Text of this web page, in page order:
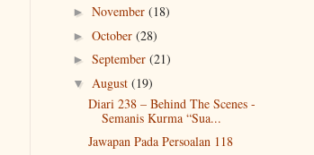
► November (18)
► October (28)
► September (21)
▼ August (19)
Diari 238 – Behind The Scenes -
Semanis Kurma “Sua...
Jawapan Pada Persoalan 118